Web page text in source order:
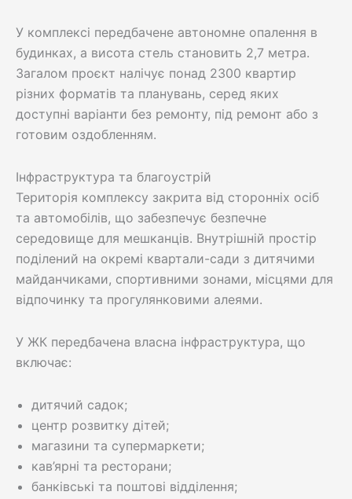
У комплексі передбачене автономне опалення в
будинках, а висота стель становить 2,7 метра.
Загалом проєкт налічує понад 2300 квартир
різних форматів та планувань, серед яких
доступні варіанти без ремонту, під ремонт або з
готовим оздобленням.
Інфраструктура та благоустрій
Територія комплексу закрита від сторонніх осіб
та автомобілів, що забезпечує безпечне
середовище для мешканців. Внутрішній простір
поділений на окремі квартали-сади з дитячими
майданчиками, спортивними зонами, місцями для
відпочинку та прогулянковими алеями.
У ЖК передбачена власна інфраструктура, що
включає:
дитячий садок;
центр розвитку дітей;
магазини та супермаркети;
кав’ярні та ресторани;
банківські та поштові відділення;